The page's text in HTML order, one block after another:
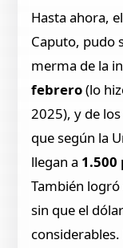
Hasta ahora,
Caputo, pudo
merma de la
febrero(lo
2025), y de
que según la
llegan a 1.500
También
sin que el